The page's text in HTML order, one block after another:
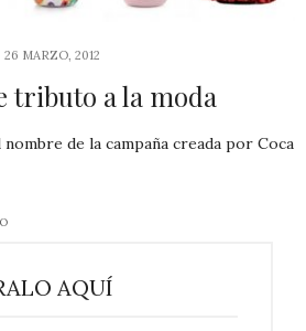
26 MARZO, 2012
tributo a la moda
de la campaña creada por Coca
AQUÍ